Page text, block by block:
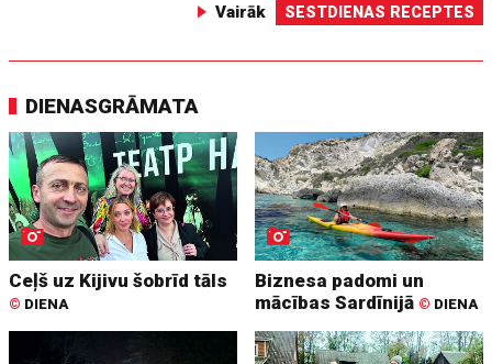
Vairāk SESTDIENAS RECEPTES
DIENASGRĀMATA
Ceļš uz Kijivu šobrīd tāls
© DIENA
Biznesa padomi un
mācības Sardīnijā © DIENA